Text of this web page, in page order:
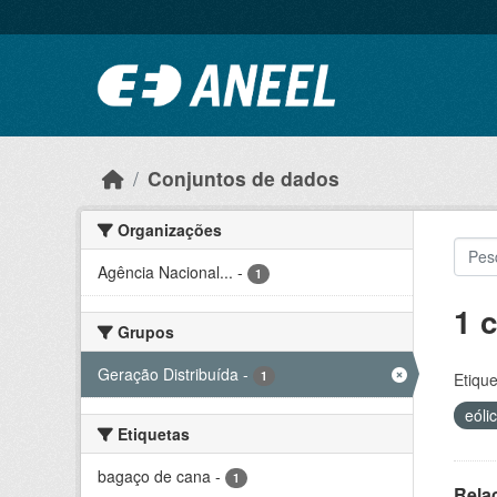
Conjuntos de dados
Organizações
Agência Nacional... - 1
Grupos
Geração Distribuída - 1
Etiquetas
bagaço de cana - 1
1